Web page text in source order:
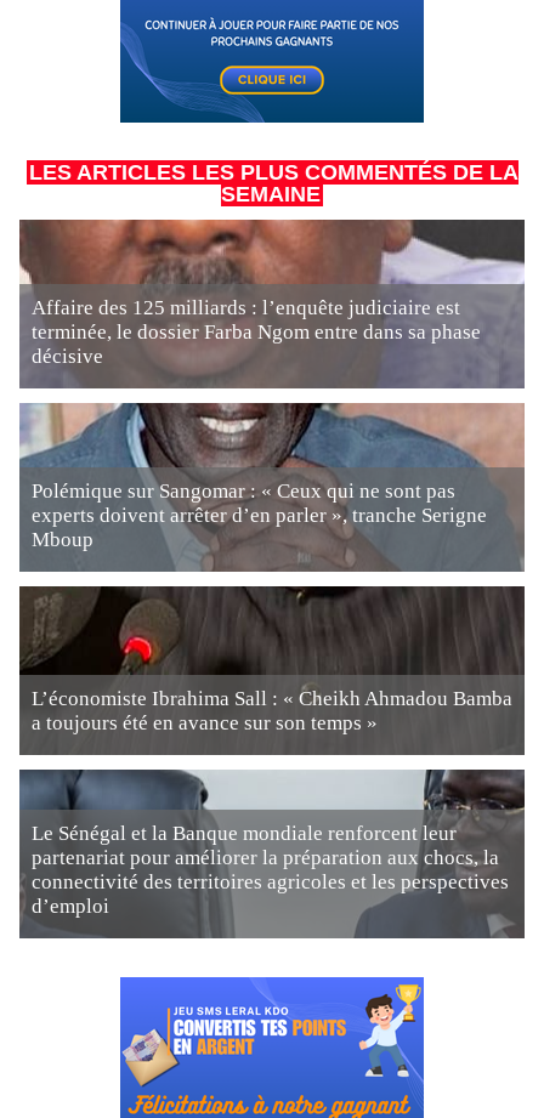
LES ARTICLES LES PLUS COMMENTÉS DE LA
SEMAINE
Affaire des 125 milliards : l’enquête judiciaire est
terminée, le dossier Farba Ngom entre dans sa phase
décisive
Polémique sur Sangomar : « Ceux qui ne sont pas
experts doivent arrêter d’en parler », tranche Serigne
Mboup
L’économiste Ibrahima Sall : « Cheikh Ahmadou Bamba
a toujours été en avance sur son temps »
Le Sénégal et la Banque mondiale renforcent leur
partenariat pour améliorer la préparation aux chocs, la
connectivité des territoires agricoles et les perspectives
d’emploi